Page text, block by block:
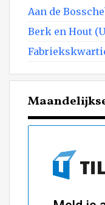
Aan de
Berk en Hout